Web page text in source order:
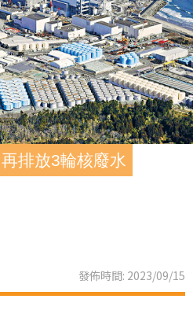
排放3輪核廢水
發佈時間: 2023/09/15